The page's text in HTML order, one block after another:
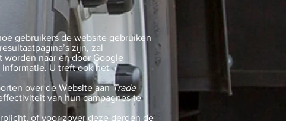
gebruikers de website gebruiken
zijn, zal
worden naar en door Google
U treft ook het
over de Website aanTrade
van hun campagnes te
of voor zover deze derden de